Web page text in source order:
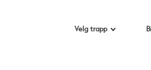
Velg trapp